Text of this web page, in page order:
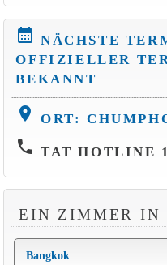
calendar_month NÄCHSTE
OFFIZIELLER
BEKANNT
location_on ORT:
phone TAT HOTLINE
EIN ZIMMER IN